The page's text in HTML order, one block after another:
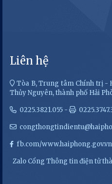
Liên hệ
Tòa B, Trung tâm Chính trị -
Thủy Nguyên, thành phố Hải
0225.3821.055 -
fb.com/www.haiphong.gov.vn
Zalo Cổng Thông tin điện tử